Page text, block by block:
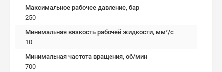
Максимальное рабочее давление, бар
250
Минимальная вязкость рабочей жидкости, мм²/c
10
Минимальная частота вращения, об/мин
700